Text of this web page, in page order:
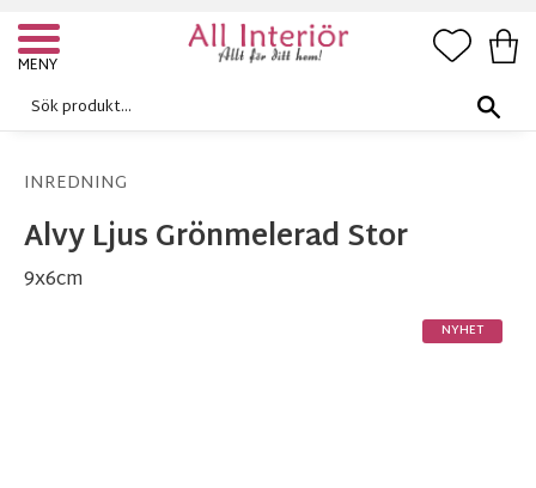
Meny
INREDNING
Alvy Ljus Grönmelerad Stor
9x6cm
NYHET